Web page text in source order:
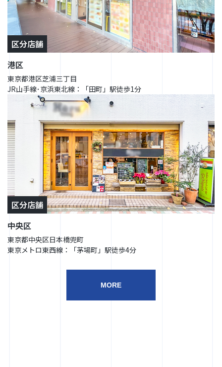
区分店舗
港区
東京都港区芝浦三丁目
JR山手線･京浜東北線：「田町」駅徒歩1分
区分店舗
中央区
東京都中央区日本橋兜町
東京メトロ東西線：「茅場町」駅徒歩4分
MORE